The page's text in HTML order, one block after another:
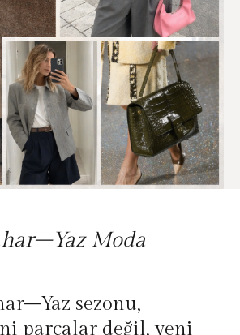
Moda
sezonu,
parçalar değil, yeni